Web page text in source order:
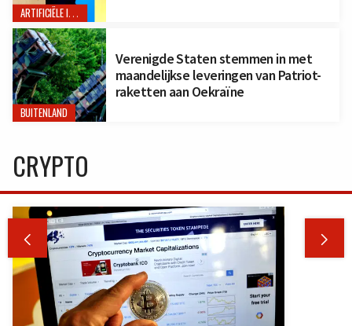
ARTIFICIËLE INTELLIGENTIE
BUITENLAND
Verenigde Staten stemmen in met
maandelijkse leveringen van Patriot-
raketten aan Oekraïne
CRYPTO
 